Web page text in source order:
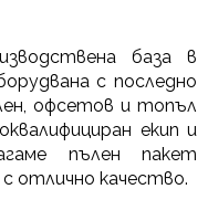
база в
с последно
офсетов и топъл
екип и
пълен пакет
с отлично качество.